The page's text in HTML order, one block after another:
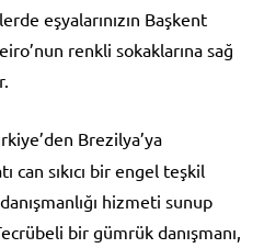
eşyalarınızın Başkent
renkli sokaklarına sağ
Brezilya’ya
can sıkıcı bir engel teşkil
hizmeti sunup
bir gümrük danışmanı,